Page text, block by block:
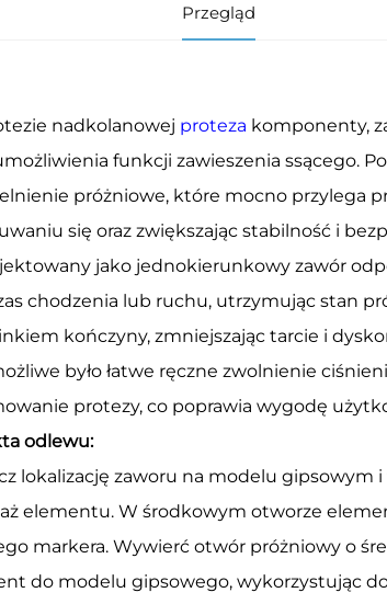
Przegląd
nadkolanowej proteza komponenty,
funkcji zawieszenia ssącego.
próżniowe, które mocno przylega
się oraz zwiększając stabilność i
jako jednokierunkowy zawór
chodzenia lub ruchu, utrzymując stan
kończyny, zmniejszając tarcie i
było łatwe ręczne zwolnienie
protezy, co poprawia wygodę
odlewu:
lokalizację zaworu na modelu gipsowym
elementu. W środkowym otworze
markera. Wywierć otwór próżniowy o
do modelu gipsowego, wykorzystując